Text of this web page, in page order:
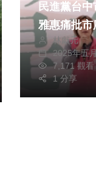
民進黨台
雅惠痛批
能 中市府勒令停
工、採最重
萬、啟動職
務機制
林獻元
2025年五
7,171 觀看
1 分享